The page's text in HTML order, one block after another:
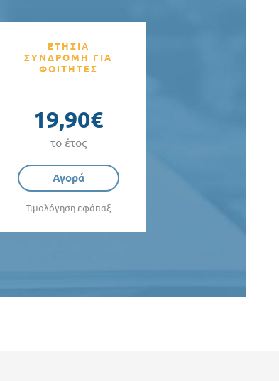
ΕΤΗΣΙΑ
ΣΥΝΔΡΟΜΗ ΓΙΑ
ΦΟΙΤΗΤΕΣ
19,90€
το έτος
Αγορά
Τιμολόγηση εφάπαξ